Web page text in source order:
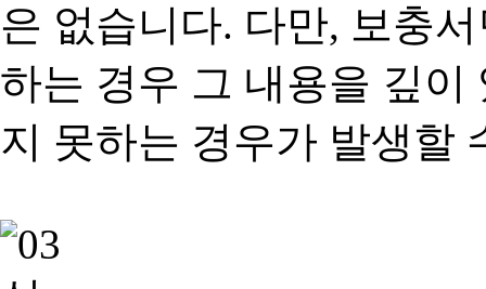
은 없습니다. 다만, 보충
하는 경우 그 내용을 깊이
지 못하는 경우가 발생할